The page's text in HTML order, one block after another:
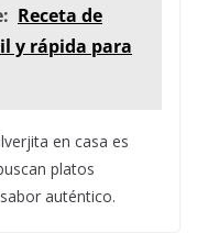
Receta de
y rápida para
en casa es
platos
auténtico.